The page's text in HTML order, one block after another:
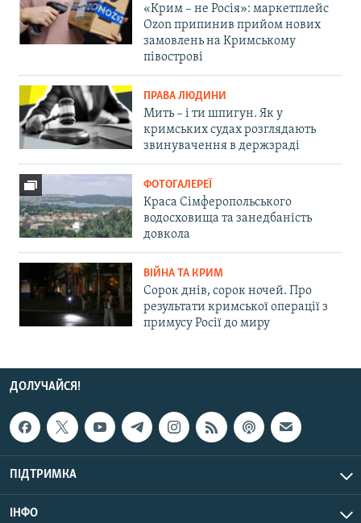
«Крим – не Росія»: маркетплейс
Ozon припинив прийом нових
замовлень на Кримському
півострові
ПРАВА ЛЮДИНИ
Мить – і ти шпигун. Як у
кримських судах розглядають
звинувачення в держзраді
ФОТОГАЛЕРЕЇ
Краса Сімферопольського
водосховища та занедбаність
довкола
ВІЙНА ТА КРИМ
Сорок днів, сорок ночей. Про
результати кримської операції з
примусу Росії до миру
ДОЛУЧАЙСЯ!
ПІДТРИМКА
ІНФО